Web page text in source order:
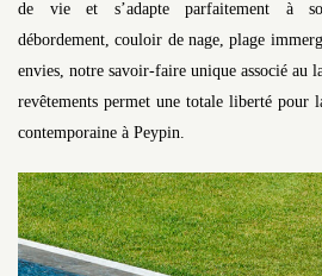
de vie et s’adapte parfaitement à
débordement, couloir de nage, plage
envies, notre savoir-faire unique associé au
revêtements permet une totale liberté pour
contemporaine à Peypin.